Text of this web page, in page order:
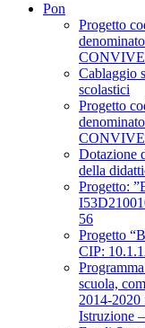
Pon
Progetto
Cablaggio
scolastici
Progetto
Dotazione
della
Progetto:
56
Progetto
CIP:
scuola,
2014-
Istruzione